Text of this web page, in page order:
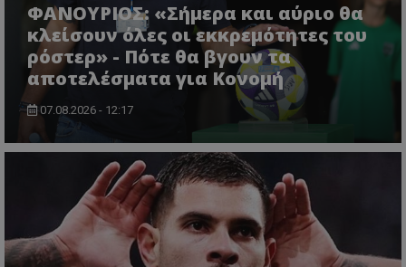
ΦΑΝΟΥΡΙΟΣ: «Σήμερα και αύριο θα
κλείσουν όλες οι εκκρεμότητες του
ρόστερ» - Πότε θα βγουν τα
αποτελέσματα για Κονομή
07.08.2026 - 12:17